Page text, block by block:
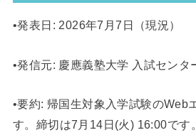
•発表日: 2026年7月7日（現況）
•発信元: 慶應義塾大学 入試センタ
•要約: 帰国生対象入学試験のWeb
す。締切は7月14日(火) 16:00です。